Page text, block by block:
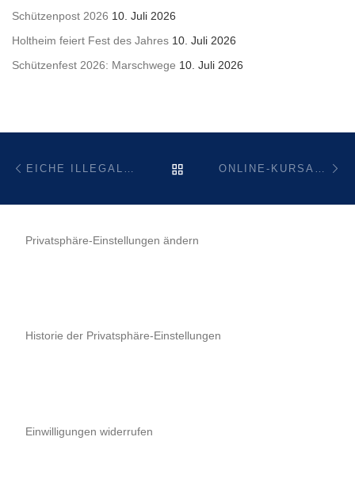
Schützenpost 2026 10. Juli 2026
Holtheim feiert Fest des Jahres 10. Juli 2026
Schützenfest 2026: Marschwege 10. Juli 2026
BeitragsnavigationZURÜCK ZUR
Privatsphäre-Einstellungen ändern
Historie der Privatsphäre-Einstellungen
Einwilligungen widerrufen